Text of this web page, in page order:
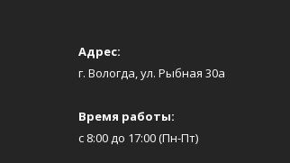
Адрес:
г. Вологда, ул. Рыбная 30а
Время работы:
с 8:00 до 17:00 (Пн-Пт)